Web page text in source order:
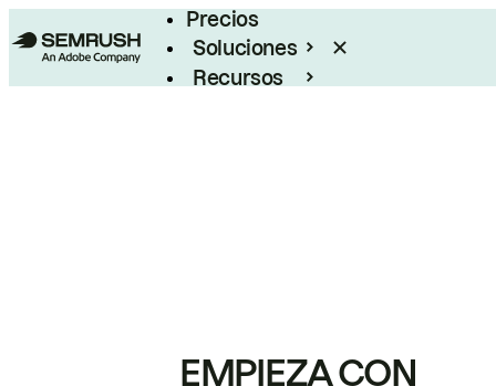
Precios
Soluciones
Recursos
EMPIEZA CON